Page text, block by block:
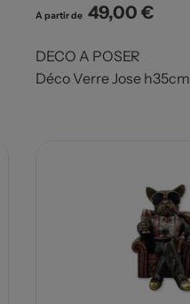
A partir de Prix
49,00 €
DECO A POSER
Déco Verre Jose h35cm